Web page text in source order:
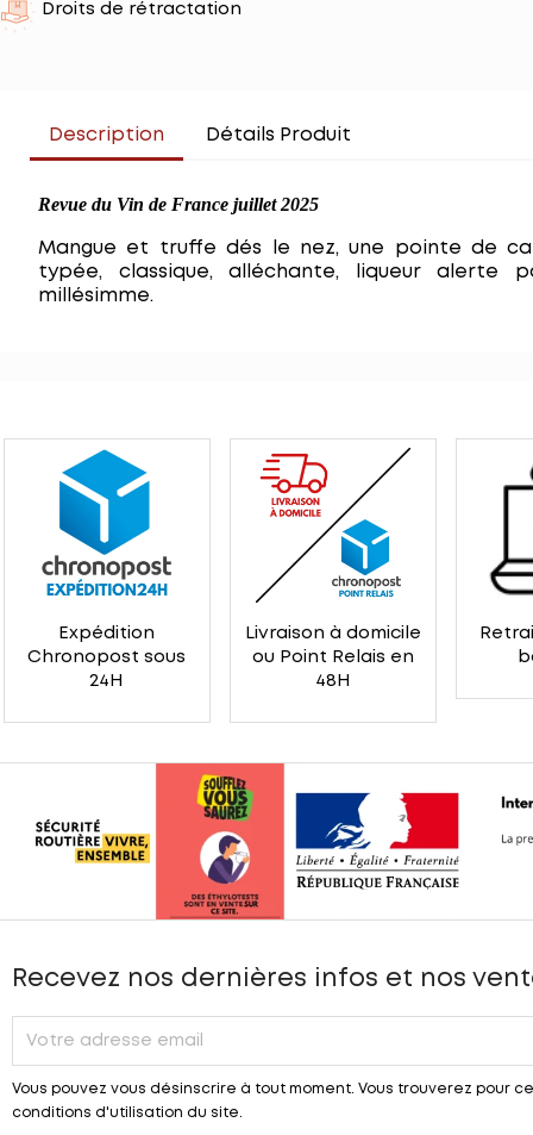
Droits de rétractation
Description Détails Produit
Revue du Vin de France juillet 2025
Mangue et truffe dés le nez, une pointe de
typée, classique, alléchante, liqueur
millésimme.
Expédition
Chronopost sous
24H
Livraison à domicile
ou Point Relais en
48H
Recevez nos dernières infos et nos
Vous pouvez vous désinscrire à tout moment. Vous trouverez pour
conditions d'utilisation du site.